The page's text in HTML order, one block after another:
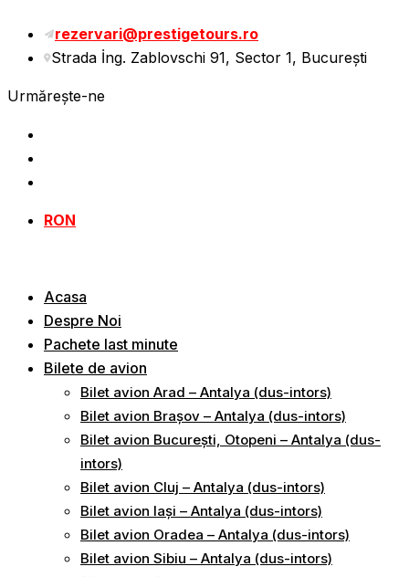
Sări
rezervari@prestigetours.ro
Strada İng. Zablovschi 91, Sector 1, Bucureşti
Urmărește-ne
RON
Acasa
Despre Noi
Pachete last minute
Bilete de avion
Bilet avion Arad – Antalya (dus-intors)
Bilet avion Brașov – Antalya (dus-intors)
Bilet avion București, Otopeni – Antalya (dus-
intors)
Bilet avion Cluj – Antalya (dus-intors)
Bilet avion Iași – Antalya (dus-intors)
Bilet avion Oradea – Antalya (dus-intors)
Bilet avion Sibiu – Antalya (dus-intors)